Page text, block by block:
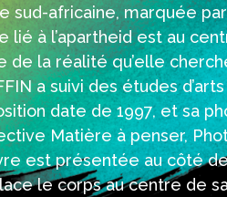
sud-africaine, marquée
lié à l’apartheid est au
la réalité qu’elle
a suivi des études
date de 1997, et sa
Matière à penser,
est présentée au côté
le corps au centre de